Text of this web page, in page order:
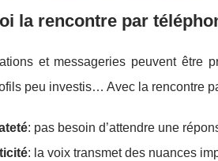
la rencontre par
et messageries peuvent être
peu investis… Avec la rencontre
: pas besoin d’attendre une
: la voix transmet des nuances